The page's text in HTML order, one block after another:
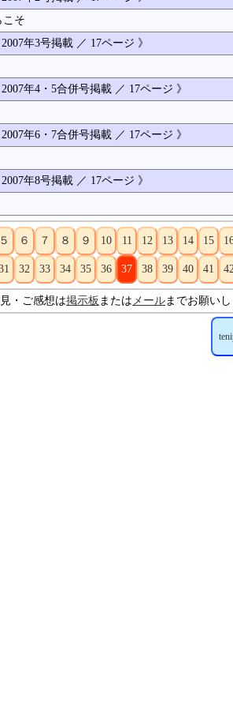
こそ
年3号掲載 ／ 17ページ 》
年4・5合併号掲載 ／ 17ページ 》
年6・7合併号掲載 ／ 17ページ 》
年8号掲載 ／ 17ページ 》
５ ６ ７ ８ ９ 10 11 12 13 14 15
32 33 34 35 36 37 38 39 40 41
・ご感想は掲示板 または メールまでお願い